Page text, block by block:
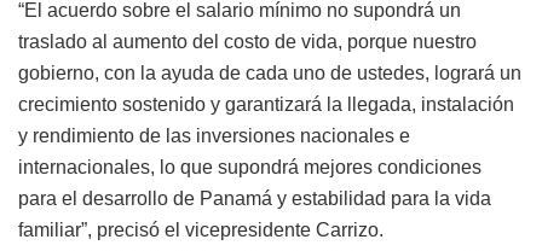
“El acuerdo sobre el salario mínimo no supondrá un
traslado al aumento del costo de vida, porque nuestro
gobierno, con la ayuda de cada uno de ustedes, logrará un
crecimiento sostenido y garantizará la llegada, instalación
y rendimiento de las inversiones nacionales e
internacionales, lo que supondrá mejores condiciones
para el desarrollo de Panamá y estabilidad para la vida
familiar”, precisó el vicepresidente Carrizo.